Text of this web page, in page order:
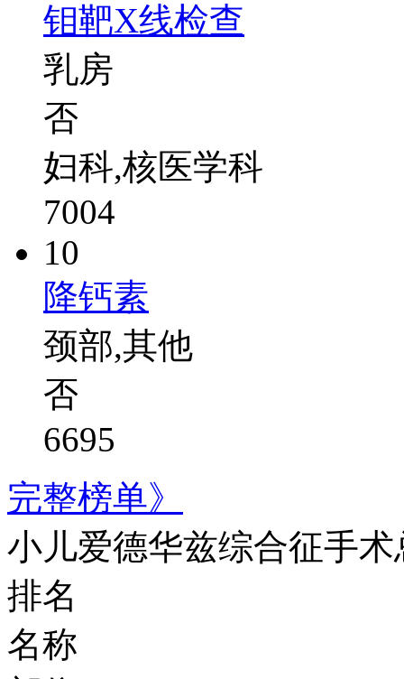
钼靶X线检查
乳房
否
妇科,核医学科
7004
10
降钙素
颈部,其他
否
6695
完整榜单》
小儿爱德华兹综合征手
排名
名称